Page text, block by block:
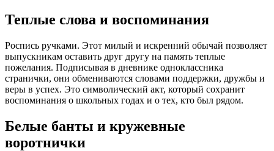
Теплые слова и воспоминания
Роспись ручками. Этот милый и искренний обычай позволяет
выпускникам оставить друг другу на память теплые
пожелания. Подписывая в дневнике одноклассника
странички, они обмениваются словами поддержки, дружбы и
веры в успех. Это символический акт, который сохранит
воспоминания о школьных годах и о тех, кто был рядом.
Белые банты и кружевные
воротнички